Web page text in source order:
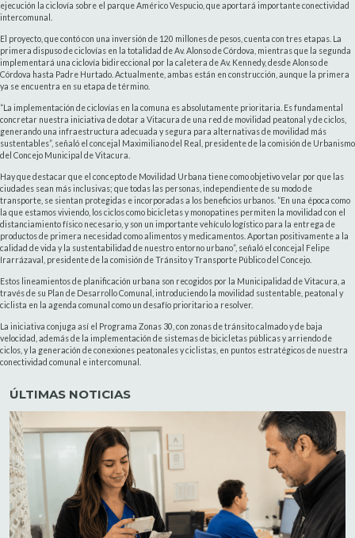
ejecución la ciclovía sobre el parque Américo Vespucio, que aportará importante conectividad
intercomunal.
El proyecto, que contó con una inversión de 120 millones de pesos, cuenta con tres etapas. La
primera dispuso de ciclovías en la totalidad de Av. Alonso de Córdova, mientras que la segunda
implementará una ciclovía bidireccional por la caletera de Av. Kennedy, desde Alonso de
Córdova hasta Padre Hurtado. Actualmente, ambas están en construcción, aunque la primera
ya se encuentra en su etapa de término.
“La implementación de ciclovías en la comuna es absolutamente prioritaria. Es fundamental
concretar nuestra iniciativa de dotar a Vitacura de una red de movilidad peatonal y de ciclos,
generando una infraestructura adecuada y segura para alternativas de movilidad más
sustentables”, señaló el concejal Maximiliano del Real, presidente de la comisión de Urbanismo
del Concejo Municipal de Vitacura.
Hay que destacar que el concepto de Movilidad Urbana tiene como objetivo velar por que las
ciudades sean más inclusivas; que todas las personas, independiente de su modo de
transporte, se sientan protegidas e incorporadas a los beneficios urbanos. “En una época como
la que estamos viviendo, los ciclos como bicicletas y monopatines permiten la movilidad con el
distanciamiento físico necesario, y son un importante vehículo logístico para la entrega de
productos de primera necesidad como alimentos y medicamentos. Aportan positivamente a la
calidad de vida y la sustentabilidad de nuestro entorno urbano”, señaló el concejal Felipe
Irarrázaval, presidente de la comisión de Tránsito y Transporte Público del Concejo.
Estos lineamientos de planificación urbana son recogidos por la Municipalidad de Vitacura, a
través de su Plan de Desarrollo Comunal, introduciendo la movilidad sustentable, peatonal y
ciclista en la agenda comunal como un desafío prioritario a resolver.
La iniciativa conjuga así el Programa Zonas 30, con zonas de tránsito calmado y de baja
velocidad, además de la implementación de sistemas de bicicletas públicas y arriendo de
ciclos, y la generación de conexiones peatonales y ciclistas, en puntos estratégicos de nuestra
conectividad comunal e intercomunal.
ÚLTIMAS NOTICIAS